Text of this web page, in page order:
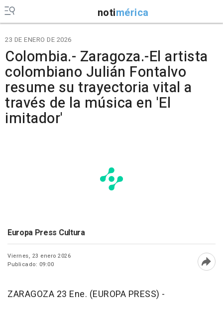
notimérica
23 DE ENERO DE 2026
Colombia.- Zaragoza.-El artista
colombiano Julián Fontalvo
resume su trayectoria vital a
través de la música en 'El
imitador'
Europa Press Cultura
Viernes, 23 enero 2026
Publicado: 09:00
ZARAGOZA 23 Ene. (EUROPA PRESS) -